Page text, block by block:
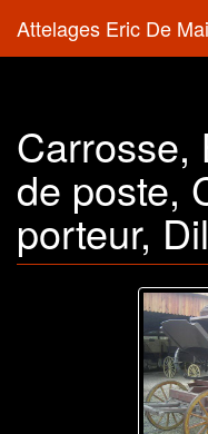
Attelages Eric De
Carrosse,
de poste,
porteur,